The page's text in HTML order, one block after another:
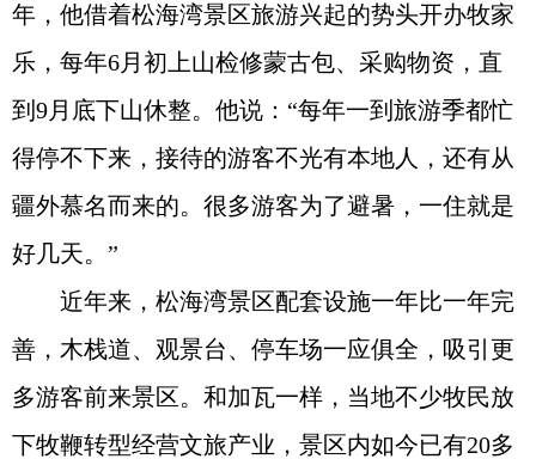
年，他借着松海湾景区旅游兴起的势头开办牧家
乐，每年6月初上山检修蒙古包、采购物资，直
到9月底下山休整。他说：“每年一到旅游季都忙
得停不下来，接待的游客不光有本地人，还有从
疆外慕名而来的。很多游客为了避暑，一住就是
好几天。”
近年来，松海湾景区配套设施一年比一年完
善，木栈道、观景台、停车场一应俱全，吸引更
多游客前来景区。和加瓦一样，当地不少牧民放
下牧鞭转型经营文旅产业，景区内如今已有20多